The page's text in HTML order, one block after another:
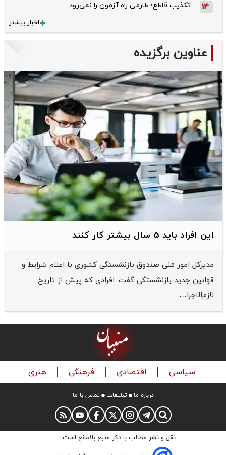
14 تکذیب قاطع؛‌ طارمی راه آزمون را نمی‌رود
اخبار بیشتر
عناوین برگزیده
این افراد باید 5 سال بیشتر کار کنند
مدیرکل امور فنی صندوق بازنشستگی کشوری با اعلام شرایط و
قوانین جدید بازنشستگی گفت: افرادی که پیش از تاریخ
لازم‌الاجرا…
سیاسی اقتصادی فرهنگی هنری
درباره ما تبلیغات تماس با ما
نقل و نشر مطالب با ذکر منبع بلامانع است.